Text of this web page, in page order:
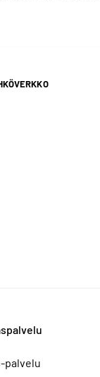
palvelu